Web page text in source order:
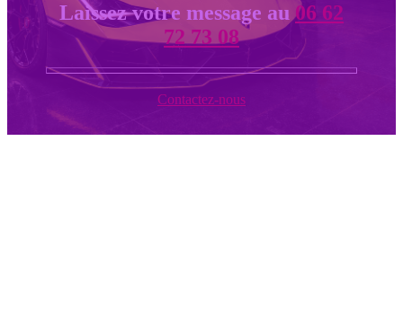
Laissez votre message au06 62
72 73 08
Contactez-nous